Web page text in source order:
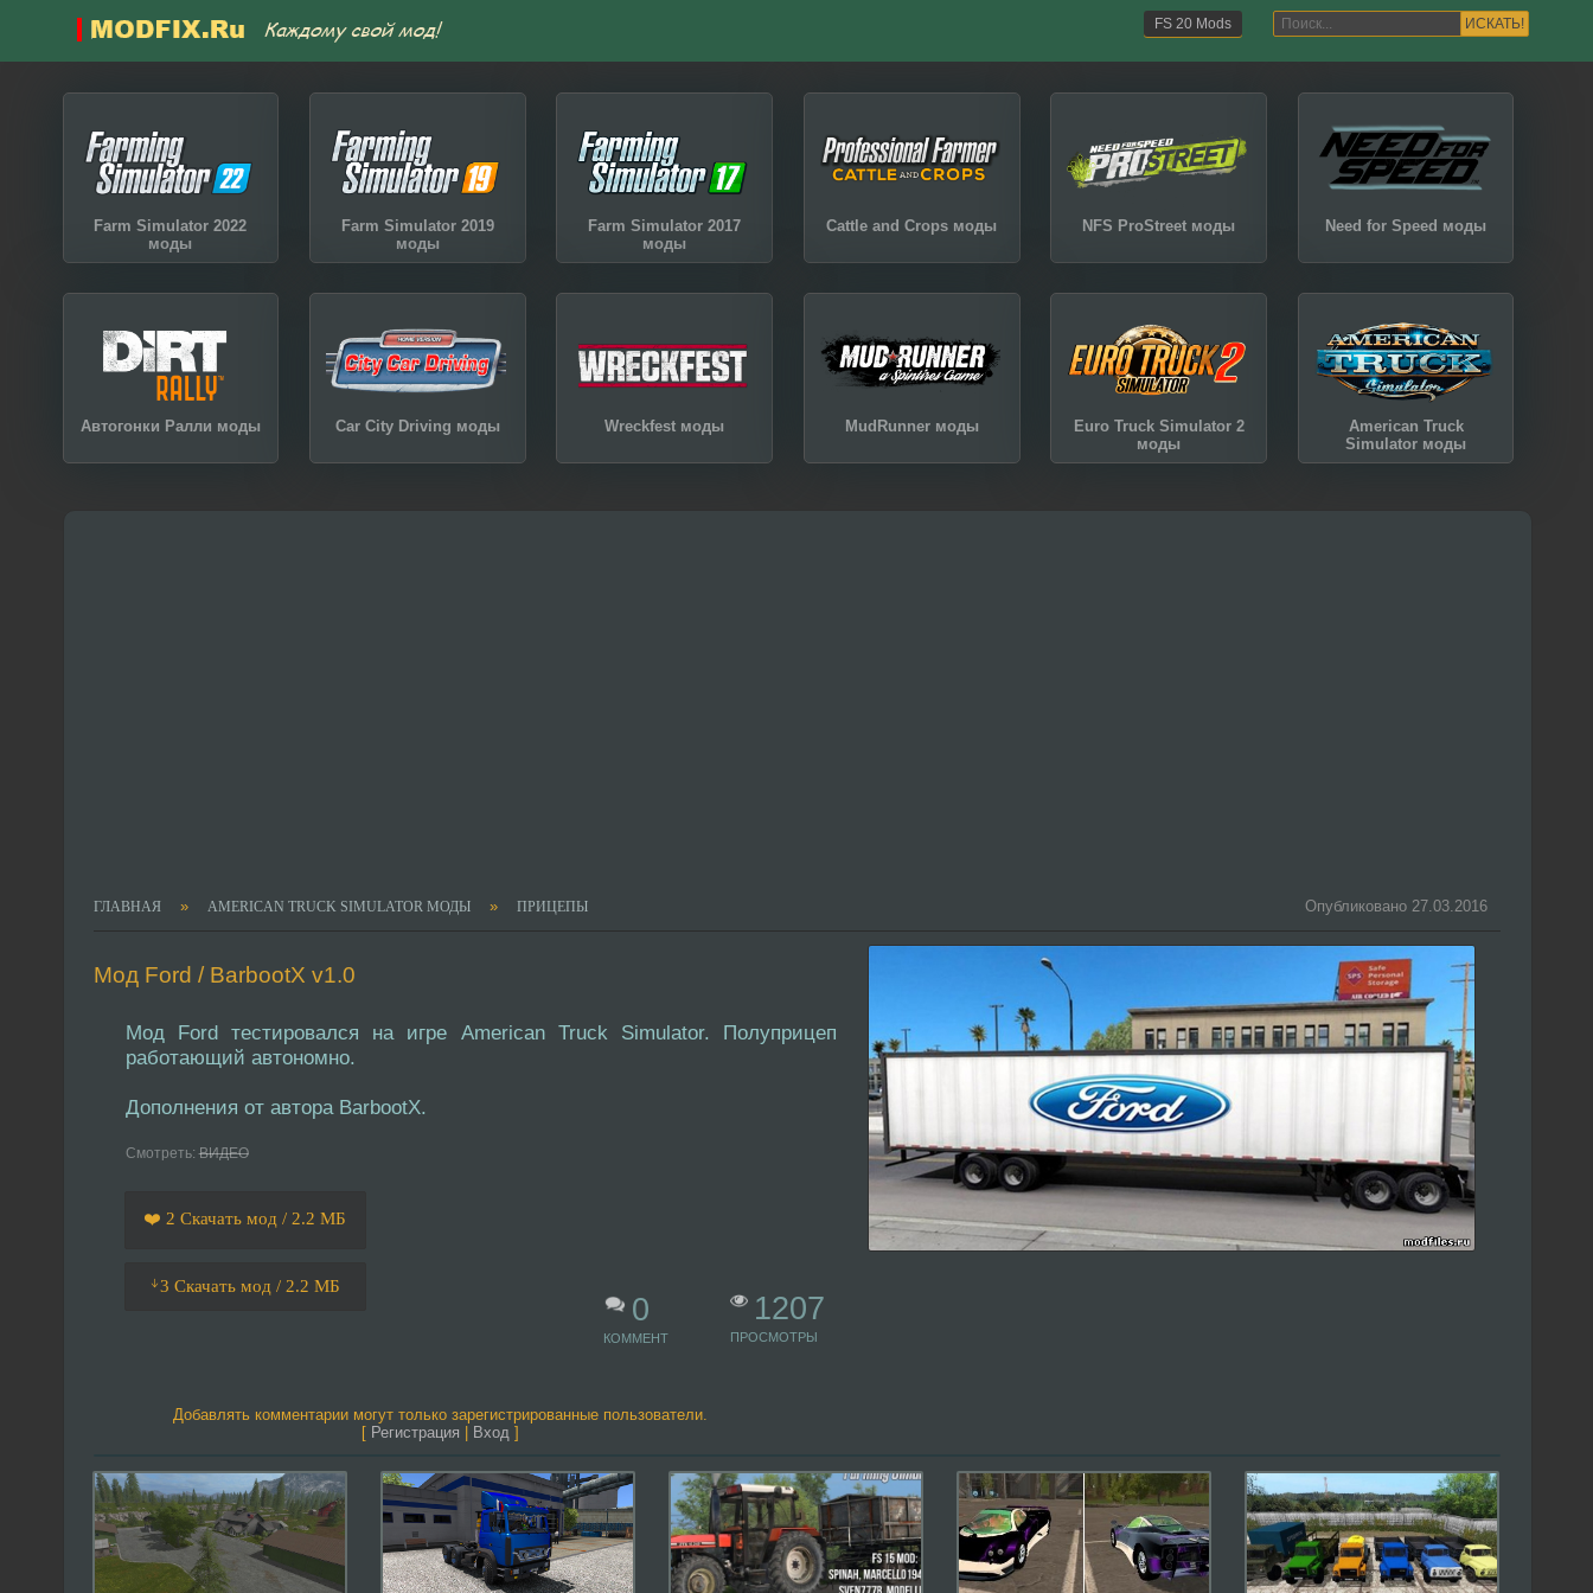
ИСКАТЬ!
FS 20 Mods
Farm Simulator 2022
моды
Farm Simulator 2019
моды
Farm Simulator 2017
моды
Cattle and Crops моды NFS ProStreet моды Need for Speed моды
Автогонки Ралли моды Car City Driving моды Wreckfest моды MudRunner моды
Euro Truck Simulator 2
моды
American Truck
Simulator моды
ГЛАВНАЯ » AMERICAN TRUCK SIMULATOR МОДЫ » ПРИЦЕПЫ Опубликовано 27.03.2016
Мод Ford / BarbootX v1.0
Мод Ford тестировался на игре American Truck Simulator. Полуприцеп
работающий автономно.
Дополнения от автора BarbootX.
Смотреть: ВИДЕО
❤️ 2 Скачать мод / 2.2 МБ
ᛎ3 Скачать мод / 2.2 МБ
0
КОММЕНТ
1207
ПРОСМОТРЫ
Добавлять комментарии могут только зарегистрированные пользователи.
[ Регистрация | Вход ]